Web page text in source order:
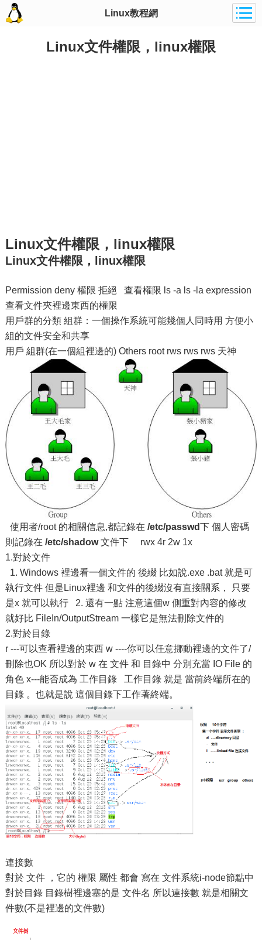
Linux教程網
Linux文件權限，linux權限
Linux文件權限，linux權限
Linux文件權限，linux權限
Permission deny 權限 拒絕 查看權限 ls -a ls -la expression
查看文件夾裡邊東西的權限
用戶群的分類 組群：一個操作系統可能幾個人同時用 方便小
組的文件安全和共享
用戶 組群(在一個組裡邊的) Others root rws rws rws 天神
使用者/root 的相關信息,都記錄在 /etc/passwd下 個人密碼
則記錄在 /etc/shadow文件下 rwx 4r 2w 1x
1.對於文件
1. Windows 裡邊看一個文件的 後綴 比如說.exe .bat 就是可
執行文件 但是Linux裡邊 和文件的後綴沒有直接關系， 只要
是x 就可以執行 2. 還有一點 注意這個w 側重對內容的修改
就好比 FileIn/OutputStream 一樣它是無法刪除文件的
2.對於目錄
r ---可以查看裡邊的東西 w ----你可以任意挪動裡邊的文件了/
刪除也OK 所以對於 w 在 文件 和 目錄中 分別充當 IO File 的
角色 x---能否成為 工作目錄 工作目錄 就是 當前終端所在的
目錄 。也就是說 這個目錄下工作著終端。
連接數
對於 文件 ，它的 權限 屬性 都會 寫在 文件系統i-node節點中
對於目錄 目錄樹裡邊塞的是 文件名 所以連接數 就是相關文
件數(不是裡邊的文件數)